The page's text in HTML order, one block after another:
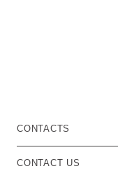
CONTACTS
CONTACT US